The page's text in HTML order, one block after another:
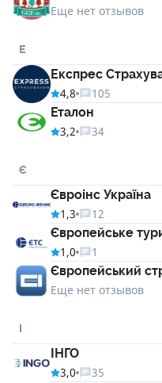
Еще нет отзывов
Е
Експрес
4,8
105
Еталон
3,2
34
Є
Євроінс Україна
1,3
12
Європейське
1,0
1
Європейський
Еще нет отзывов
І
ІНГО
3,0
35